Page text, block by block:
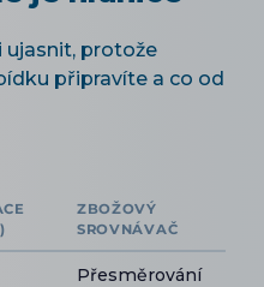
ujasnit, protože
připravíte a co od
ZBOŽOVÝ
SROVNÁVAČ
Přesměrování